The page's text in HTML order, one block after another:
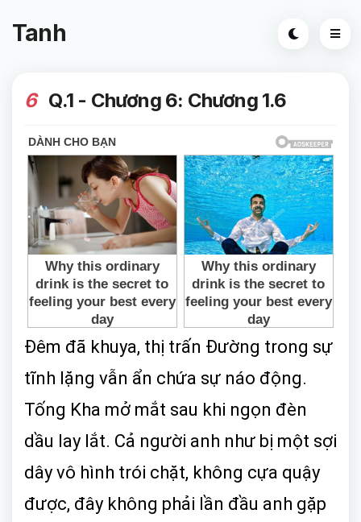
Tanh
6 Q.1 - Chương 6: Chương 1.6
Đêm đã khuya, thị trấn Đường trong sự
tĩnh lặng vẫn ẩn chứa sự náo động.
Tống Kha mở mắt sau khi ngọn đèn
dầu lay lắt. Cả người anh như bị một sợi
dây vô hình trói chặt, không cựa quậy
được, đây không phải lần đầu anh gặp